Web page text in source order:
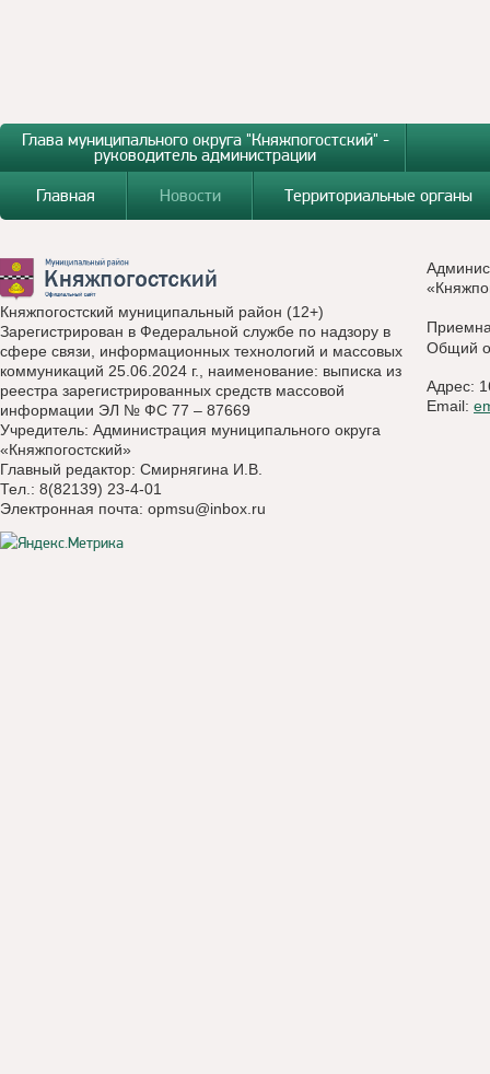
Глава муниципального округа "Княжпогостский" -
руководитель администрации
Главная
Новости Территориальные органы
Княжпогостский муниципальный район (12+)
Зарегистрирован в Федеральной службе по надзору в
сфере связи, информационных технологий и массовых
коммуникаций 25.06.2024 г., наименование: выписка из
реестра зарегистрированных средств массовой
информации ЭЛ № ФС 77 – 87669
Учредитель: Администрация муниципального округа
«Княжпогостский»
Главный редактор: Смирнягина И.В.
Тел.: 8(82139) 23-4-01
Электронная почта: opmsu@inbox.ru
Общий
Адрес:
Email: